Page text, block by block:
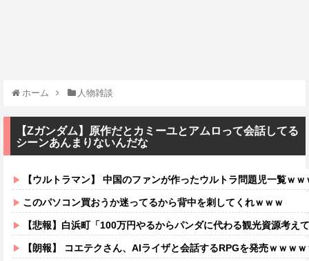
ホーム 人物雑談
【Ζガンダム】原作だとカミーユとアムロって会話してる
シーンあんまりないんだな
【ウルトラマン】 中国のファンが作ったウルトラ問題児一覧ｗｗ
このパソコン買おうか迷ってるから背中を刺してくれｗｗｗ
【悲報】白浜町「100万円やるからパンダに代わる観光資源考え
【朗報】 コエテクさん、AIライザと会話するRPGを発売ｗｗｗ